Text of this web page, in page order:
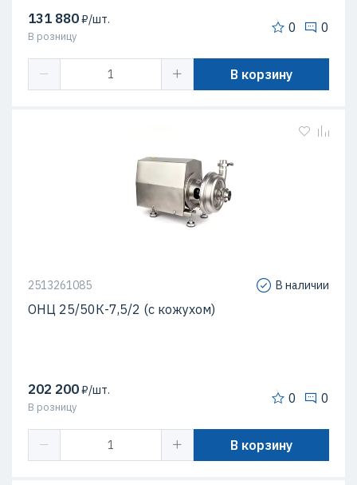
131 880₽/шт.
В розницу
0 0
В корзину
2513261085 В наличии
ОНЦ 25/50К-7,5/2 (с кожухом)
202 200₽/шт.
В розницу
0 0
В корзину